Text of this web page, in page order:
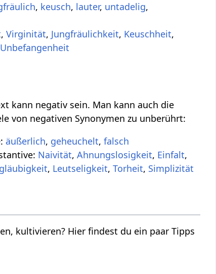
, keusch, lauter, untadelig,
,Virginität, Jungfräulichkeit, Keuschheit,
Unbefangenheit
kann negativ sein. Man kann auch die
von negativen Synonymen zu unberührt:
äußerlich, geheuchelt,falsch
Naivität,Ahnungslosigkeit, Einfalt,
, Leutseligkeit,Torheit, Simplizität
kultivieren? Hier findest du ein paar Tipps